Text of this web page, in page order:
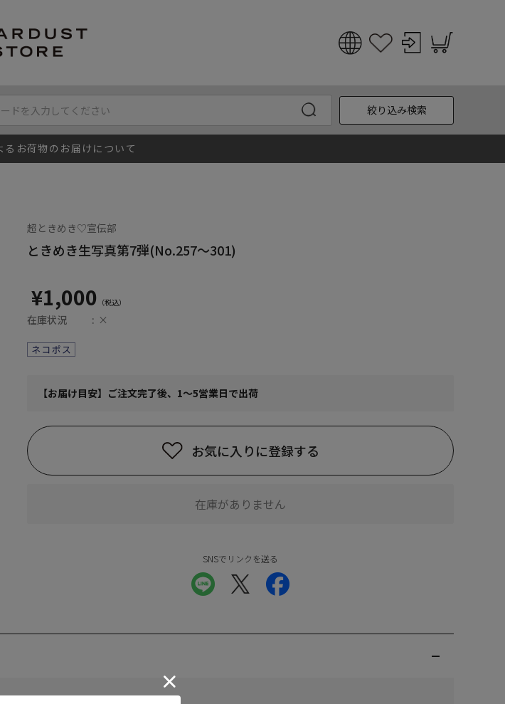
English
한국어
絞り込み検索
お荷物のお届けについて
超ときめき♡宣伝部
ときめき生写真第7弾(No.257～301)
¥1,000
在庫状況 ×
【お届け目安】ご注文完了後、1～5営業日で出荷
お気に入りに登録する
在庫がありません
SNSでリンクを送る